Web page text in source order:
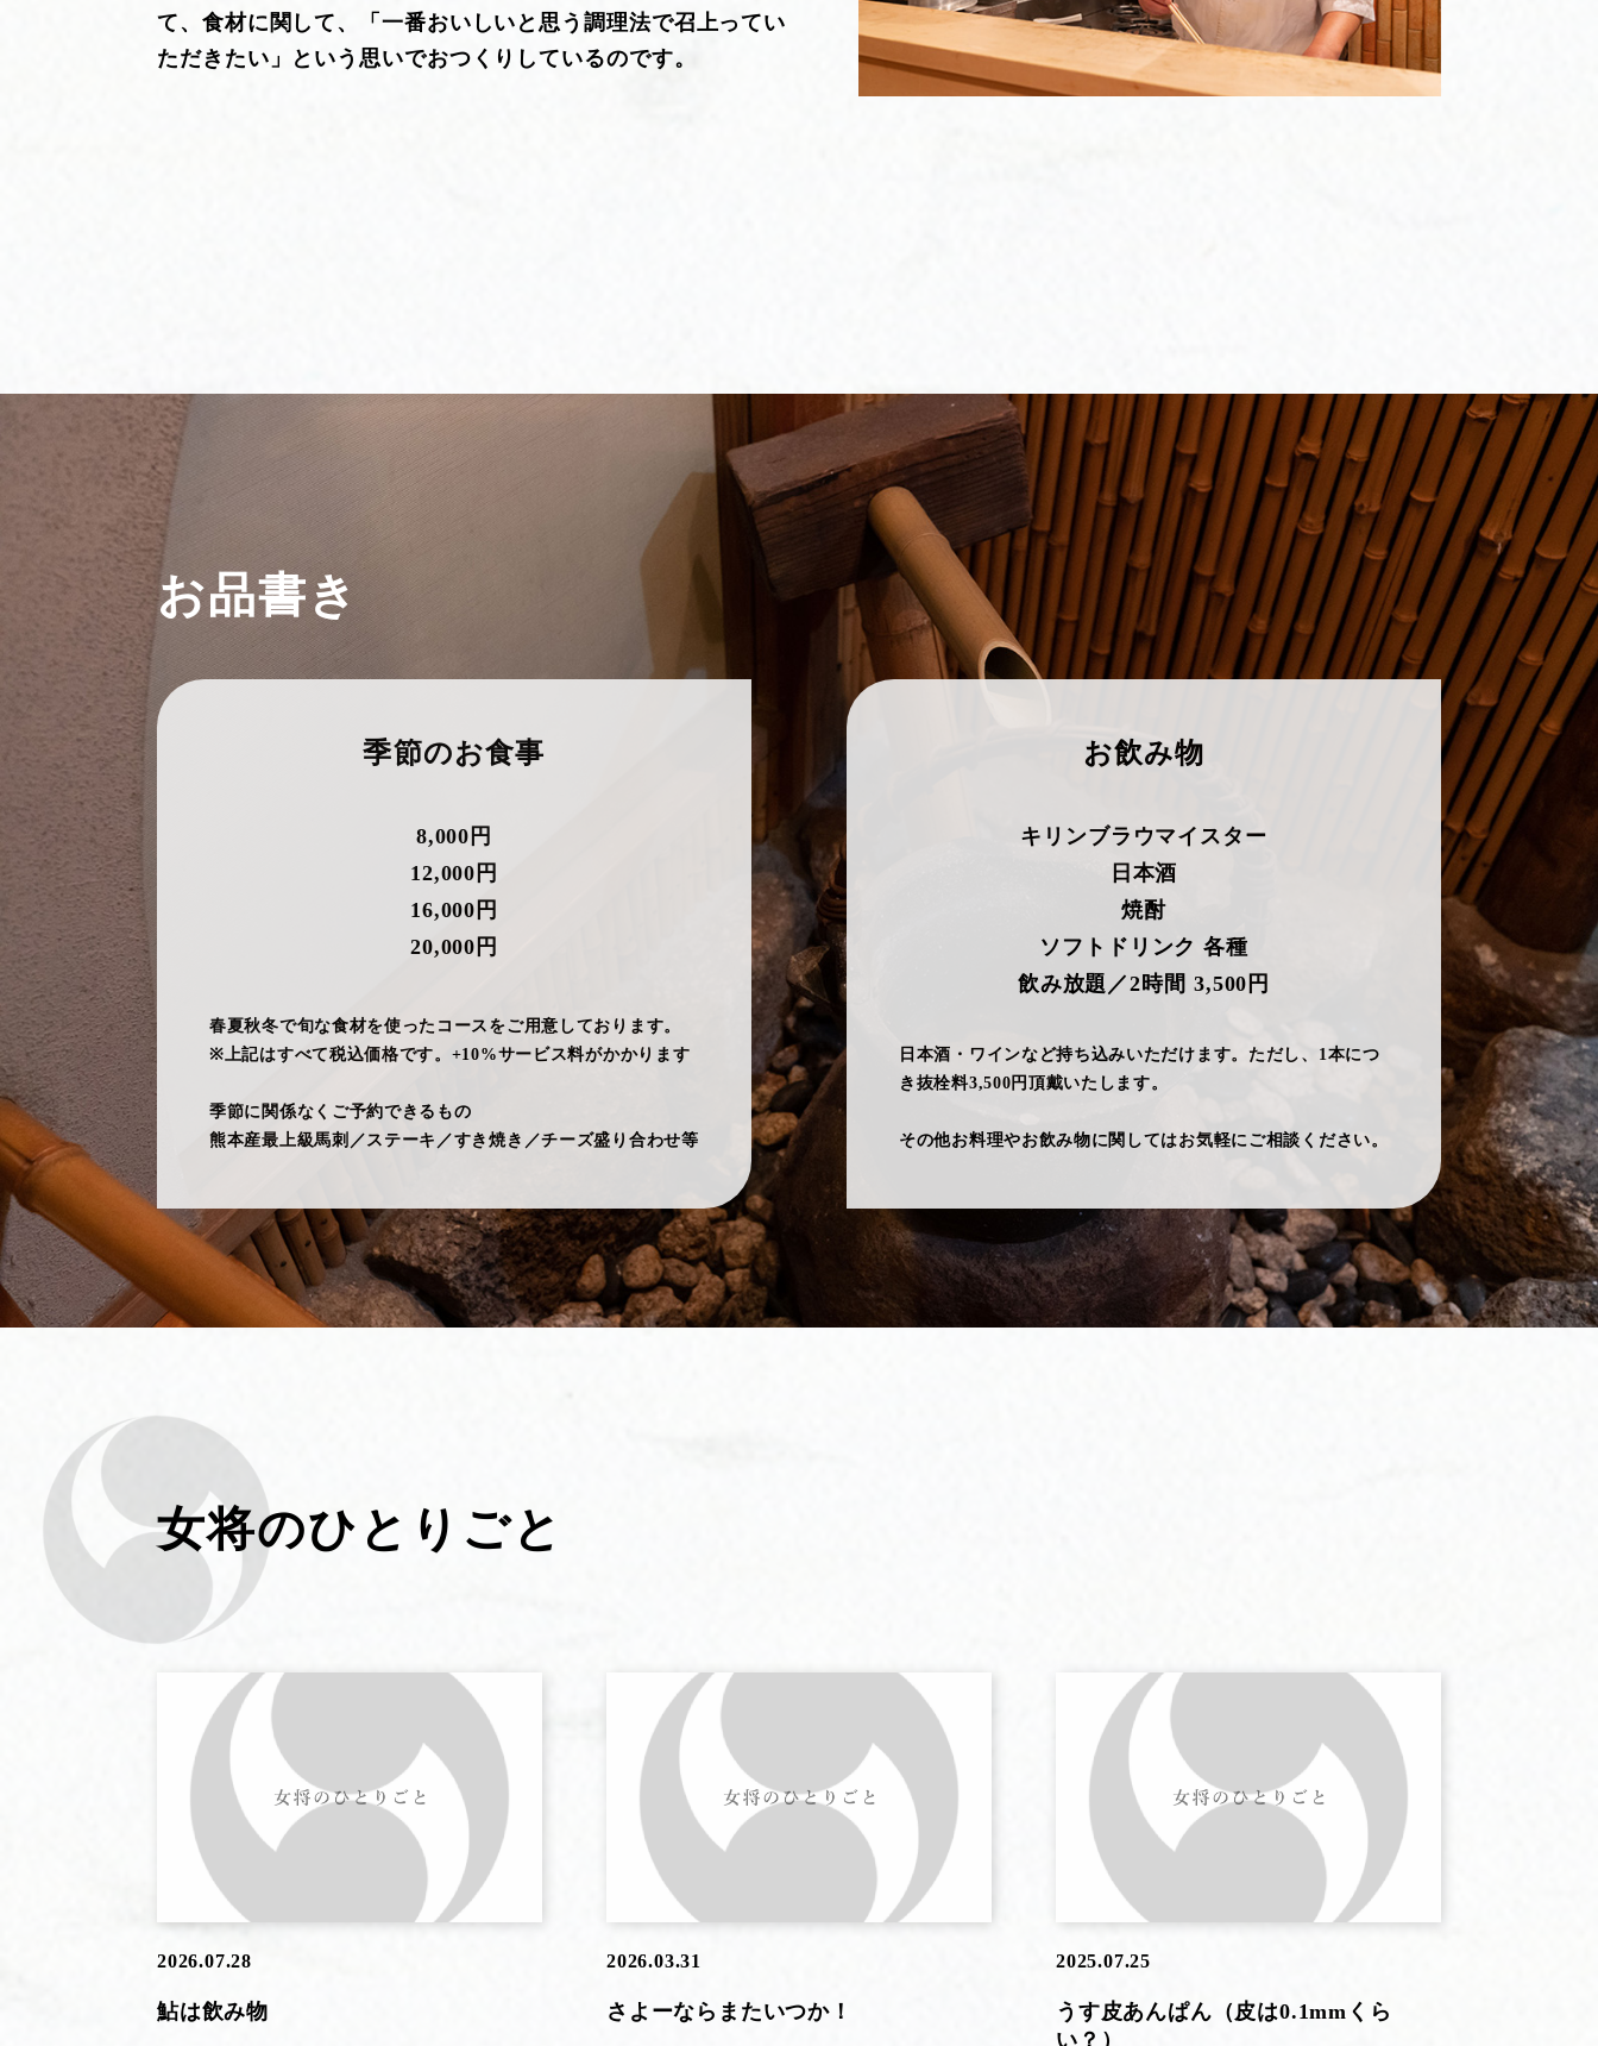
て、食材に関して、「一番おいしいと思う調理法で召上ってい
ただきたい」という思いでおつくりしているのです。
お品書き
季節のお食事
8,000円
12,000円
16,000円
20,000円
春夏秋冬で旬な食材を使ったコースをご用意しております。
※上記はすべて税込価格です。+10%サービス料がかかります
季節に関係なくご予約できるもの
熊本産最上級馬刺／ステーキ／すき焼き／チーズ盛り合わせ等
お飲み物
キリンブラウマイスター
日本酒
焼酎
ソフトドリンク 各種
飲み放題／2時間 3,500円
日本酒・ワインなど持ち込みいただけます。ただし、1本につ
き抜栓料3,500円頂戴いたします。
その他お料理やお飲み物に関してはお気軽にご相談ください。
女将のひとりごと
2026.07.28
鮎は飲み物
2026.03.31
さよーならまたいつか！
2025.07.25
うす皮あんぱん（皮は0.1mmくら
い？）